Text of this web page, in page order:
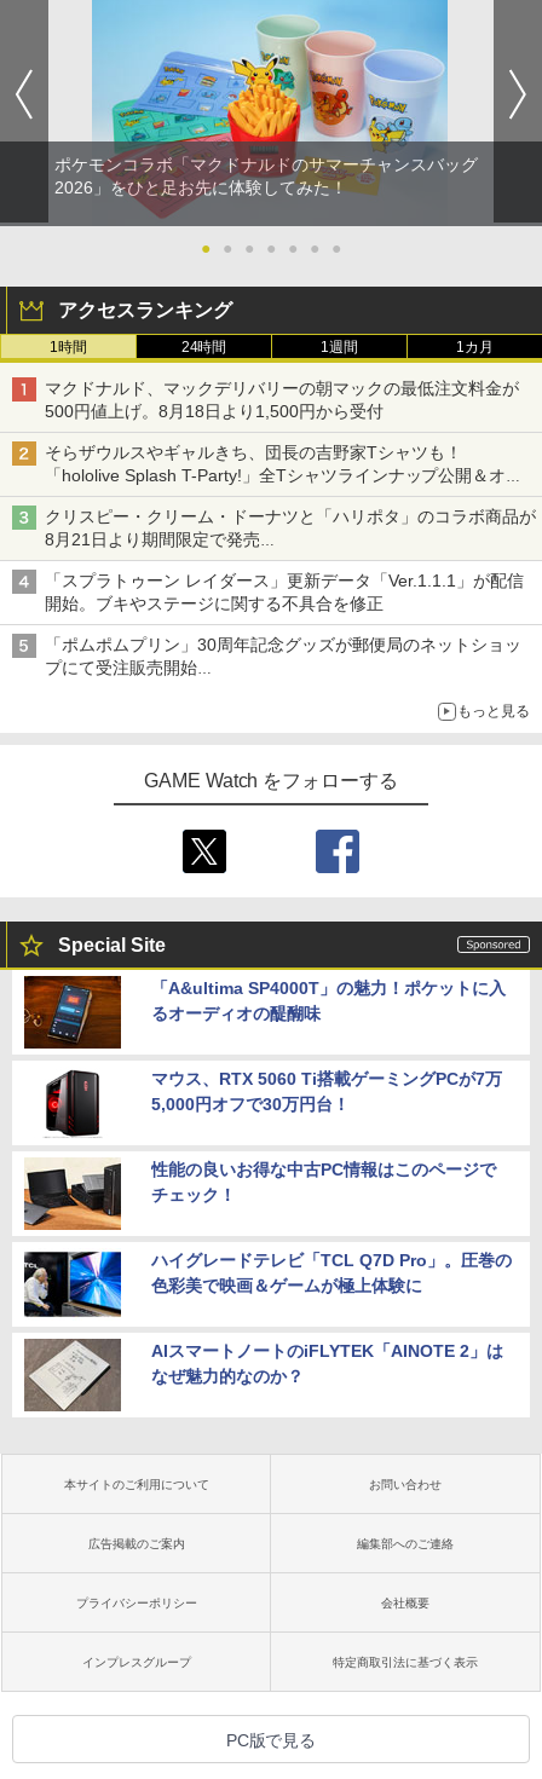
ポケモンコラボ「マクドナルドのサマーチャンスバッグ
2026」をひと足お先に体験してみた！
● ● ● ● ● ● ●
アクセスランキング
1時間 24時間 1週間 1カ月
マクドナルド、マックデリバリーの朝マックの最低注文料金が
500円値上げ。8月18日より1,500円から受付
そらザウルスやギャルきち、団長の吉野家Tシャツも！
「hololive Splash T-Party!」全Tシャツラインナップ公開＆オン
ライン販売開始
クリスピー・クリーム・ドーナツと「ハリポタ」のコラボ商品が
8月21日より期間限定で発売
組分け帽子ドーナツなど見た目も楽しい商品が登場
「スプラトゥーン レイダース」更新データ「Ver.1.1.1」が配信
開始。ブキやステージに関する不具合を修正
「ポムポムプリン」30周年記念グッズが郵便局のネットショッ
プにて受注販売開始
もっと見る
GAME Watch をフォローする
Special Site
「A&ultima SP4000T」の魅力！ポケットに入
るオーディオの醍醐味
マウス、RTX 5060 Ti搭載ゲーミングPCが7万
5,000円オフで30万円台！
性能の良いお得な中古PC情報はこのページで
チェック！
ハイグレードテレビ「TCL Q7D Pro」。圧巻の
色彩美で映画＆ゲームが極上体験に
AIスマートノートのiFLYTEK「AINOTE 2」は
なぜ魅力的なのか？
本サイトのご利用について お問い合わせ
広告掲載のご案内 編集部へのご連絡
プライバシーポリシー 会社概要
インプレスグループ 特定商取引法に基づく表示
PC版で見る